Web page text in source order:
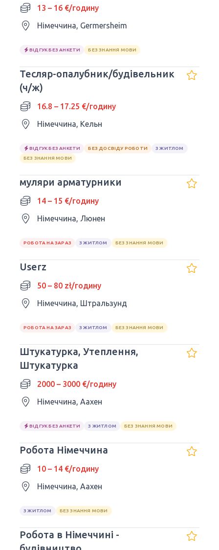
13 – 16 €/годину
Німеччина, Germersheim
ВІДГУК БЕЗ АНКЕТИ БЕЗ ЗНАННЯ МОВИ
Тесляр-опалубник/будівельник
(ч/ж)
16.8 – 17.25 €/годину
Німеччина, Кельн
ВІДГУК БЕЗ АНКЕТИ БЕЗ ДОСВІДУ РОБОТИ
З ЖИТЛОМ
БЕЗ ЗНАННЯ МОВИ
муляри арматурники
14 – 15 €/годину
Німеччина, Люнен
РОБОТА НА ЗАРАЗ З ЖИТЛОМ БЕЗ ЗНАННЯ МОВИ
Userz
50 – 80 zł/годину
Німеччина, Штральзунд
РОБОТА НА ЗАРАЗ З ЖИТЛОМ БЕЗ ЗНАННЯ МОВИ
Штукатурка, Утеплення,
Штукатурка
2000 – 3000 €/годину
Німеччина, Аахен
ВІДГУК БЕЗ АНКЕТИ З ЖИТЛОМ БЕЗ ЗНАННЯ МОВИ
Робота Німеччина
10 – 14 €/годину
Німеччина, Аахен
З ЖИТЛОМ БЕЗ ЗНАННЯ МОВИ
Робота в Німеччині -